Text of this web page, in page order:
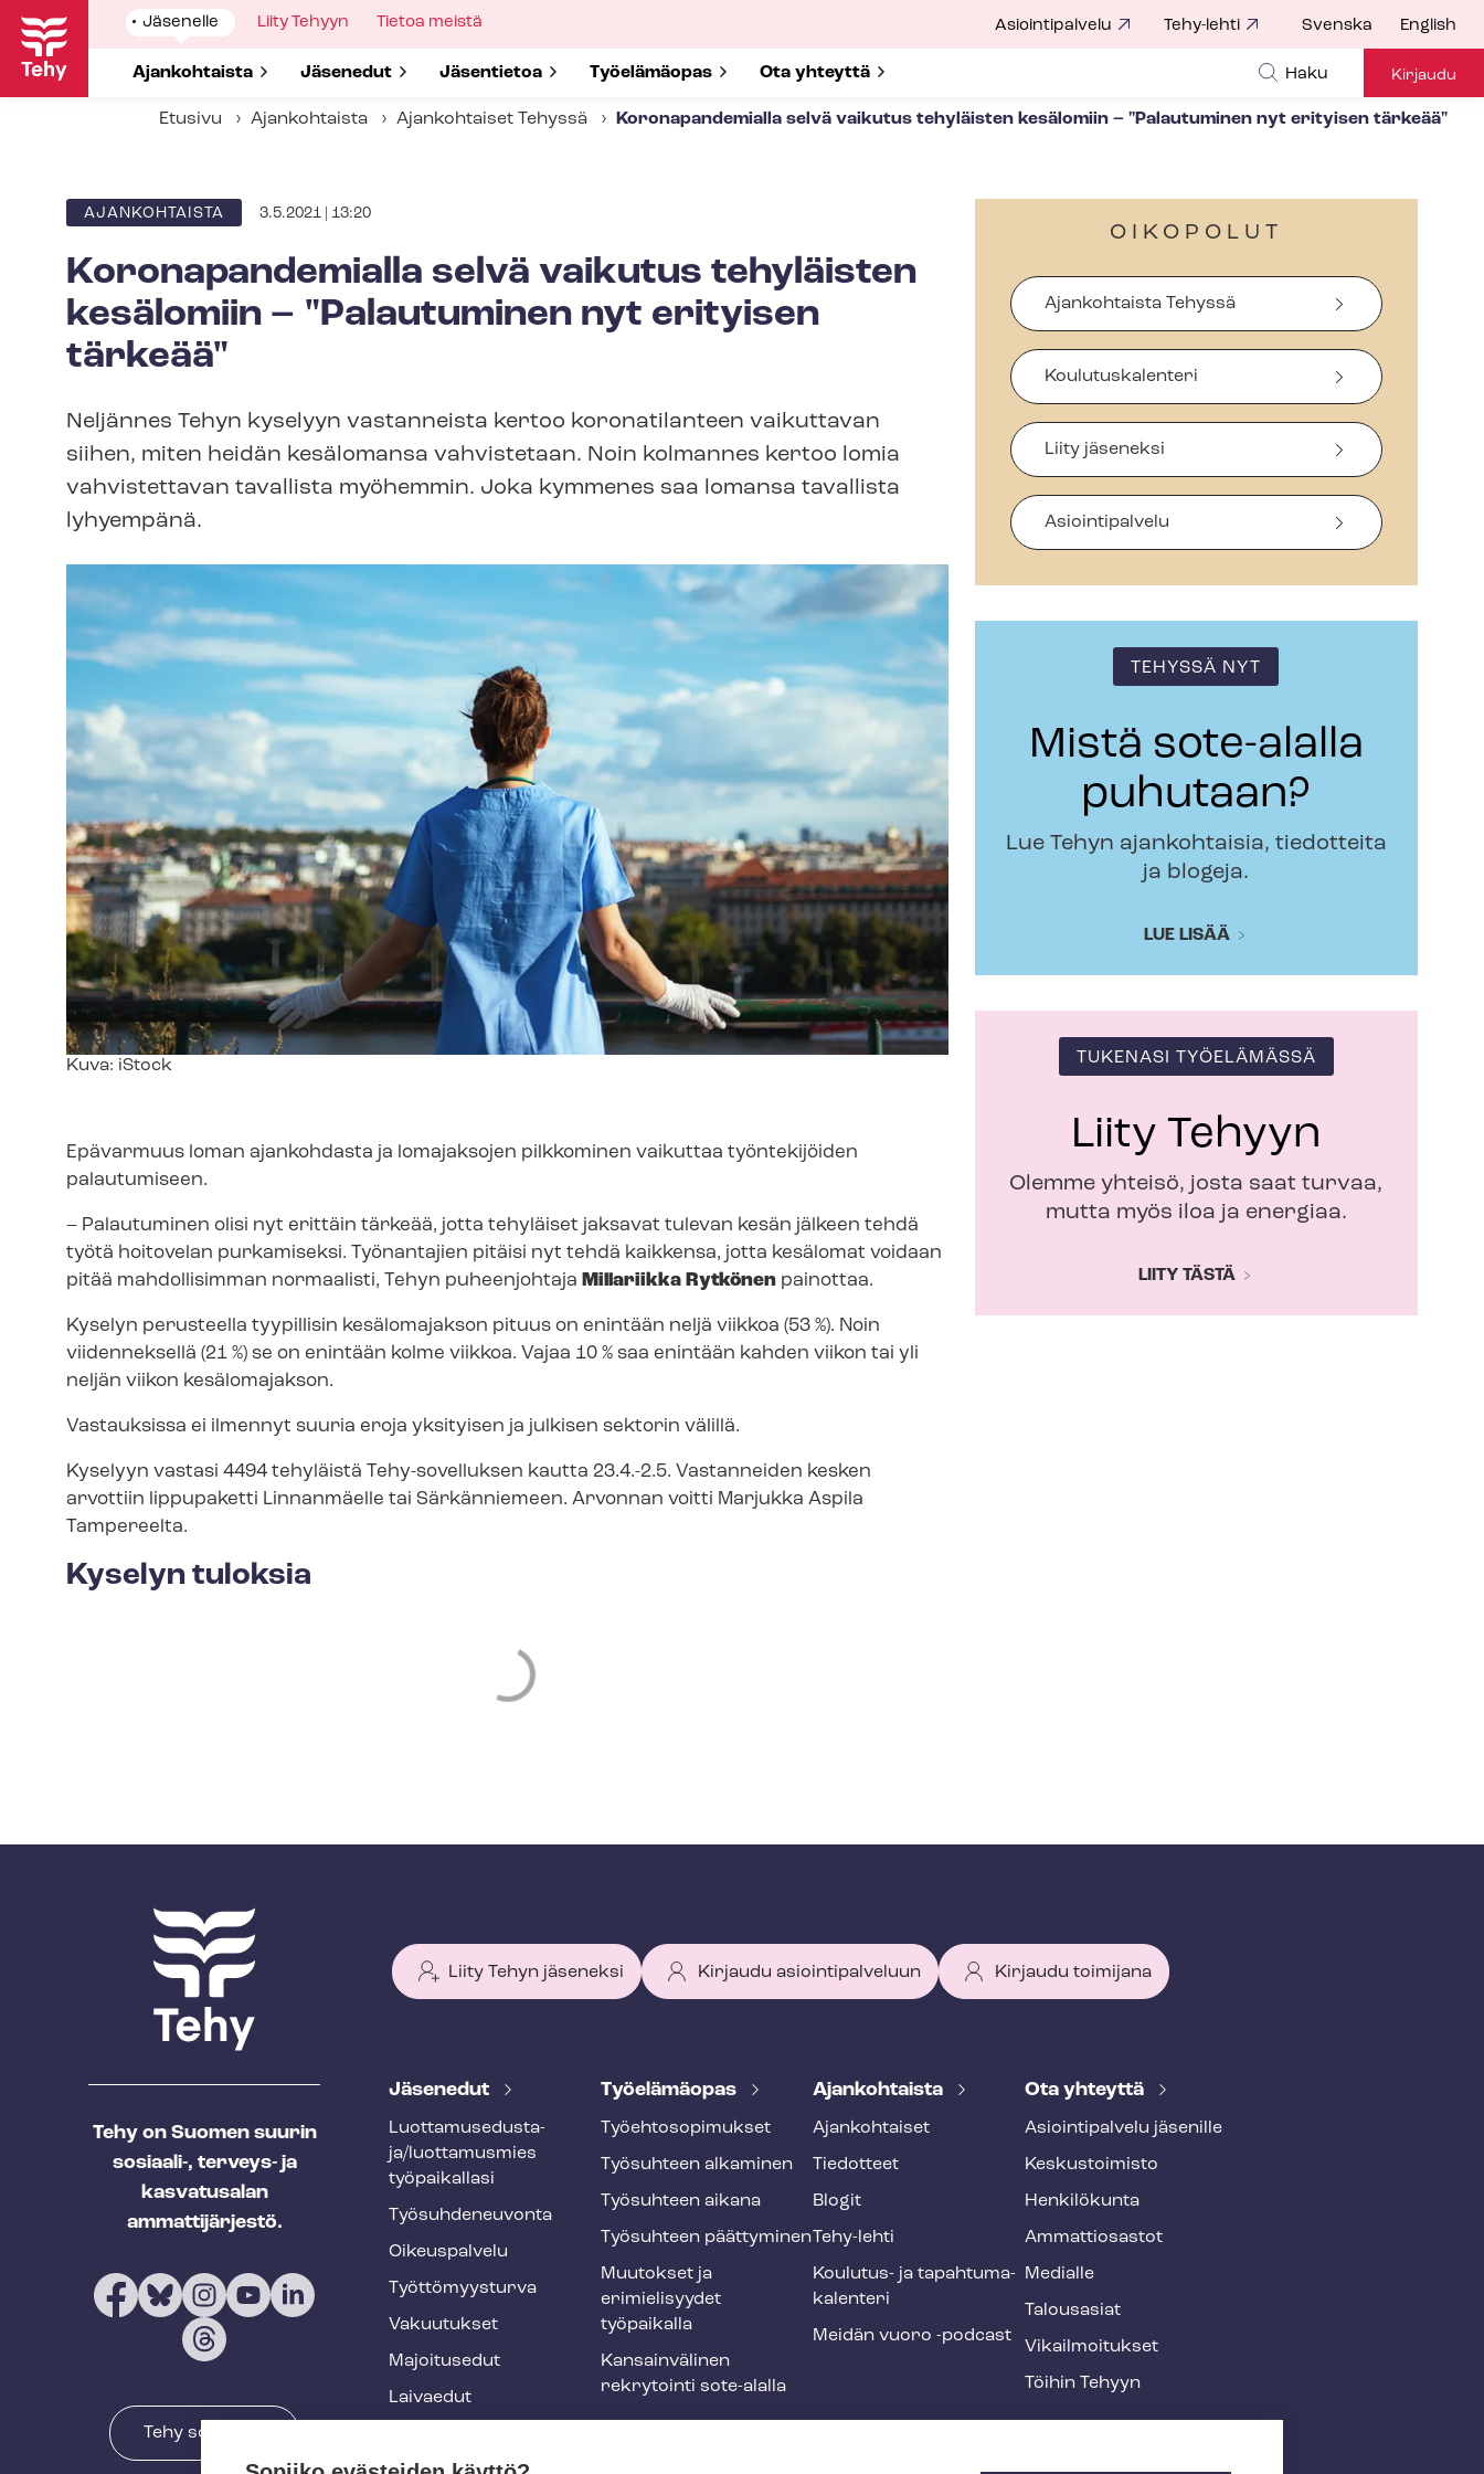
Hyppää
pääsisältöön
Show
submenu
Jäsenelle
Show submenu for
Ajankohtaista Show submenu for
Jäsenedut Show submenu for
Jäsentietoa Show submenu for
Työelämäopas Show submenu for
Ota yhteyttä
Show
Liity Tehyyn
Show
Tietoa meistä Asiointipalvelu Tehy-lehti Svenska English
Haku Kirjaudu
Etusivu Ajankohtaista Ajankohtaiset Tehyssä Koronapandemialla selvä vaikutus tehyläisten kesälomiin – "Palautuminen nyt erityisen tärkeää"
ARTIKKELIN
AJANKOHTAISTA 3.5.2021 | 13:20
Koronapandemialla selvä vaikutus tehyläisten
kesälomiin – "Palautuminen nyt erityisen
tärkeää"
Neljännes Tehyn kyselyyn vastanneista kertoo koronatilanteen vaikuttavan
siihen, miten heidän kesälomansa vahvistetaan. Noin kolmannes kertoo lomia
vahvistettavan tavallista myöhemmin. Joka kymmenes saa lomansa tavallista
lyhyempänä.
Kuvateksti
Kuva: iStock
Epävarmuus loman ajankohdasta ja lomajaksojen pilkkominen vaikuttaa työntekijöiden
palautumiseen.
– Palautuminen olisi nyt erittäin tärkeää, jotta tehyläiset jaksavat tulevan kesän jälkeen tehdä
työtä hoitovelan purkamiseksi. Työnantajien pitäisi nyt tehdä kaikkensa, jotta kesälomat voidaan
pitää mahdollisimman normaalisti, Tehyn puheenjohtaja Millariikka Rytkönen painottaa.
Kyselyn perusteella tyypillisin kesälomajakson pituus on enintään neljä viikkoa (53 %). Noin
viidenneksellä (21 %) se on enintään kolme viikkoa. Vajaa 10 % saa enintään kahden viikon tai yli
neljän viikon kesälomajakson.
Vastauksissa ei ilmennyt suuria eroja yksityisen ja julkisen sektorin välillä.
Kyselyyn vastasi 4494 tehyläistä Tehy-sovelluksen kautta 23.4.-2.5. Vastanneiden kesken
arvottiin lippupaketti Linnanmäelle tai Särkänniemeen. Arvonnan voitti Marjukka Aspila
Tampereelta.
Kyselyn tuloksia
OIKOPOLUT
Ajankohtaista Tehyssä
Koulutuskalenteri
Liity jäseneksi
Asiointipalvelu
TEHYSSÄ NYT
Mistä sote-alalla
puhutaan?
Lue Tehyn ajankohtaisia, tiedotteita
ja blogeja.
LUE LISÄÄ
TUKENASI TYÖELÄMÄSSÄ
Liity Tehyyn
Olemme yhteisö, josta saat turvaa,
mutta myös iloa ja energiaa.
LIITY TÄSTÄ
Tehy on Suomen suurin
sosiaali-, terveys- ja
kasvatusalan
ammattijärjestö.
Tehy somessa
Liity Tehyn jäseneksi Kirjaudu asiointipalveluun Kirjaudu toimijana
T
h
y
f
o
o
t
e
r
Jäsenedut
Luot­ta­muse­dus­ta­
ja/luottamusmies
työpaikallasi
Työ­suh­de­neu­von­ta
Oikeuspalvelu
Työt­tö­myys­tur­va
Vakuutukset
Majoitusedut
Laivaedut
Työelämäopas
Työ­eh­to­so­pi­muk­set
Työsuhteen alkaminen
Työsuhteen aikana
Työsuhteen päättyminen
Muutokset ja
erimielisyydet
työpaikalla
Kansainvälinen
rekrytointi sote-alalla
Ajankohtaista
Ajankohtaiset
Tiedotteet
Blogit
Tehy-lehti
Koulutus- ja ta­pah­tu­ma­
ka­len­te­ri
Meidän vuoro -podcast
Ota yhteyttä
Asioin­ti­pal­ve­lu jäsenille
Keskustoimisto
Henkilökunta
Ammattiosastot
Medialle
Talousasiat
Vi­kail­moi­tuk­set
Töihin Tehyyn